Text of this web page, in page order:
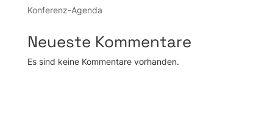
Konferenz-Agenda
Neueste Kommentare
Es sind keine Kommentare vorhanden.